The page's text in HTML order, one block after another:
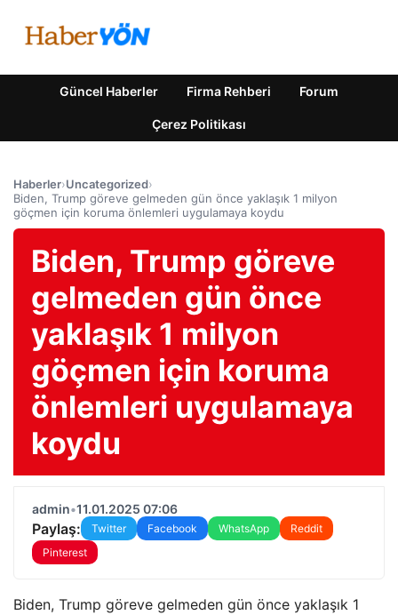
Güncel Haberler Firma Rehberi Forum
Çerez Politikası
Haberler›Uncategorized›
Biden, Trump göreve gelmeden gün önce yaklaşık 1 milyon
göçmen için koruma önlemleri uygulamaya koydu
Biden, Trump göreve
gelmeden gün önce
yaklaşık 1 milyon
göçmen için koruma
önlemleri uygulamaya
koydu
admin•11.01.2025 07:06
Paylaş: Twitter Facebook WhatsApp
Reddit
Pinterest
Biden, Trump göreve gelmeden gün önce yaklaşık 1